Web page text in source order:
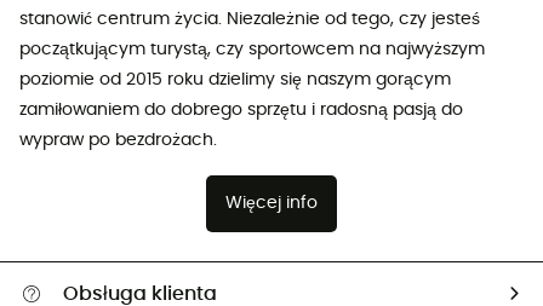
stanowić centrum życia. Niezależnie od tego, czy jesteś
początkującym turystą, czy sportowcem na najwyższym
poziomie od 2015 roku dzielimy się naszym gorącym
zamiłowaniem do dobrego sprzętu i radosną pasją do
wypraw po bezdrożach.
Więcej info
Obsługa klienta